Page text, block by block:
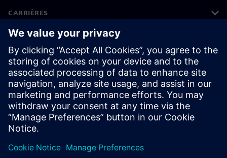
CARRIÈRES
©Siemens 2026
Bedrijfsinformatie
Privacyverklaring
Cookieverklaring
Gebruiksvoorwaarden